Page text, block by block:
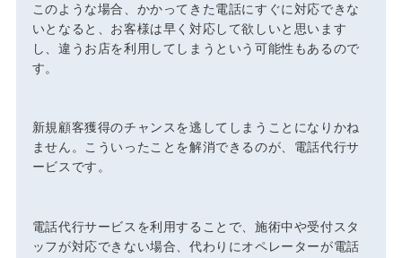
このような場合、かかってきた電話にすぐに対応できな
いとなると、お客様は早く対応して欲しいと思います
し、違うお店を利用してしまうという可能性もあるので
す。
新規顧客獲得のチャンスを逃してしまうことになりかね
ません。こういったことを解消できるのが、電話代行サ
ービスです。
電話代行サービスを利用することで、施術中や受付スタ
ッフが対応できない場合、代わりにオペレーターが電話